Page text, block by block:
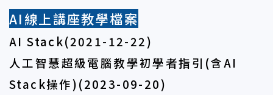
AI線上講座教學檔案
AI Stack(2021-12-22)
人工智慧超級電腦教學初學者指引(含AI
Stack操作)(2023-09-20)